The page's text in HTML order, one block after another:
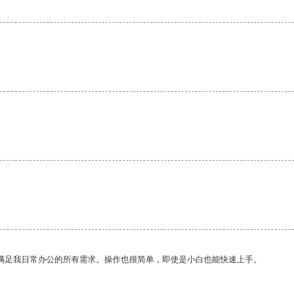
我日常办公的所有需求。操作也很简单，即使是小白也能快速上手。